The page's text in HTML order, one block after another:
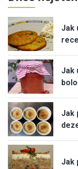
Jak
Jak
Jak
Jak